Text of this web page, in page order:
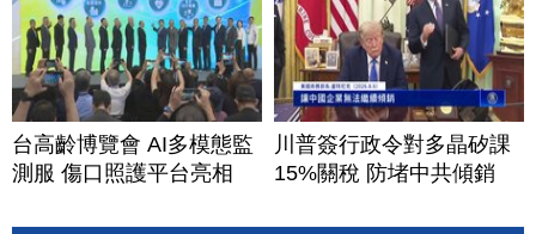
台高齡博覽會 AI多模態監
測服 傷口照護平台亮相
川普簽行政令對多晶矽課
15%關稅 防堵中共傾銷